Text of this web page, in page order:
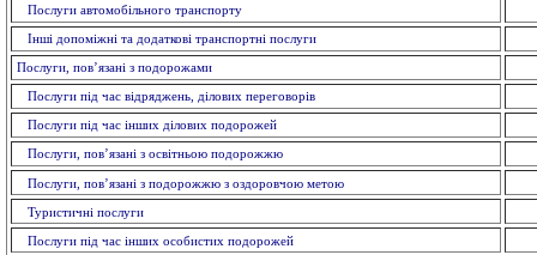
Послуги автомобільного транспорту
Інші допоміжні та додаткові транспортні послуги
Послуги, пов’язані з подорожами
Послуги під час відряджень, ділових переговорів
Послуги під час інших ділових подорожей
Послуги, пов’язані з освітньою подорожжю
Послуги, пов’язані з подорожжю з оздоровчою метою
Туристичні послуги
Послуги під час інших особистих подорожей